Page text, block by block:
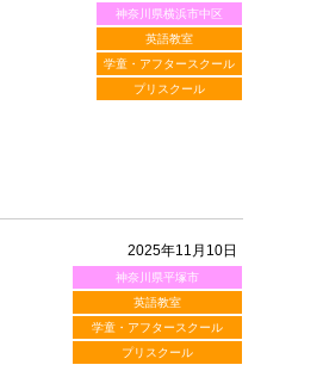
神奈川県横浜市中区
英語教室
学童・アフタースクール
プリスクール
2025年11月10日
神奈川県平塚市
英語教室
学童・アフタースクール
プリスクール